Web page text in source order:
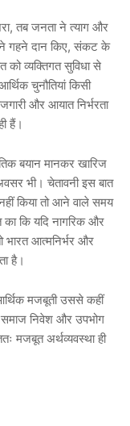
तब जनता ने त्याग और
गहने दान किए, संकट के
को व्यक्तिगत सुविधा से
चुनौतियां किसी
और आयात निर्भरता
हैं।
बयान मानकर खारिज
भी। चेतावनी इस बात
किया तो आने वाले समय
कि यदि नागरिक और
भारत आत्मनिर्भर और
है।
मजबूती उससे कहीं
निवेश और उपभोग
मजबूत अर्थव्यवस्था ही